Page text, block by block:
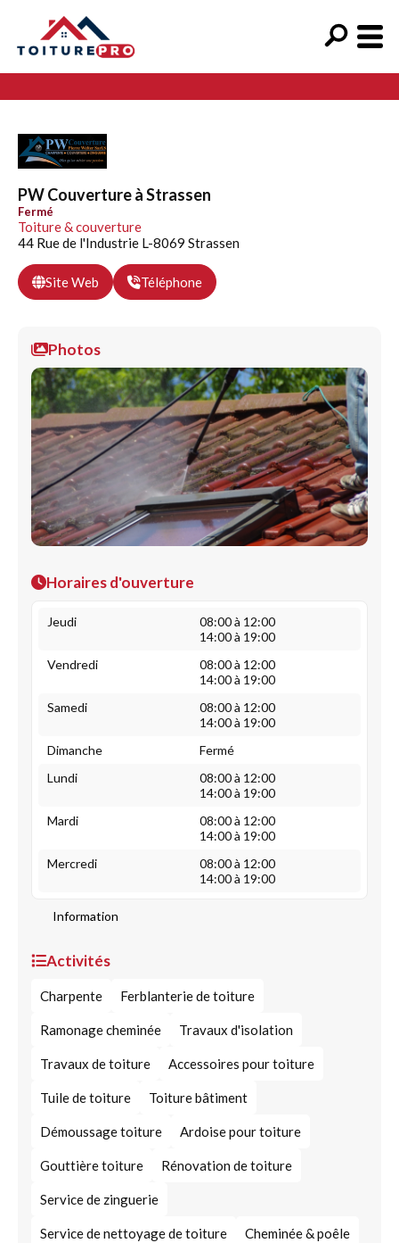
PW Couverture à Strassen
Fermé
Toiture & couverture
44 Rue de l'Industrie L-8069 Strassen
Site Web Téléphone
Photos
Horaires d'ouverture
Jeudi
08:00 à 12:00
14:00 à 19:00
Vendredi
08:00 à 12:00
14:00 à 19:00
Samedi
08:00 à 12:00
14:00 à 19:00
Dimanche
Fermé
Lundi
08:00 à 12:00
14:00 à 19:00
Mardi
08:00 à 12:00
14:00 à 19:00
Mercredi
08:00 à 12:00
14:00 à 19:00
Information
Activités
Charpente Ferblanterie de toiture
Ramonage cheminée Travaux d'isolation
Travaux de toiture Accessoires pour toiture
Tuile de toiture Toiture bâtiment
Démoussage toiture Ardoise pour toiture
Gouttière toiture Rénovation de toiture
Service de zinguerie
Service de nettoyage de toiture Cheminée & poêle